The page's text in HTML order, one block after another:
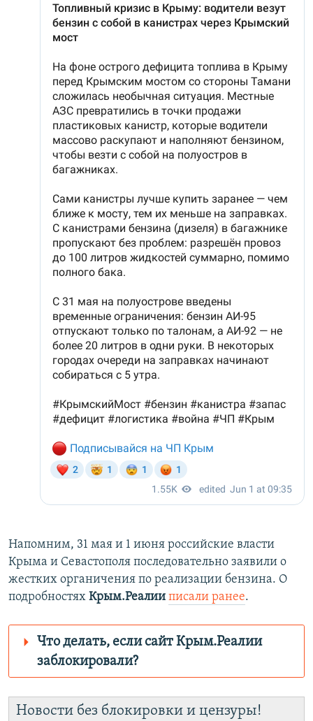
Напомним, 31 мая и 1 июня российские власти
Крыма и Севастополя последовательно заявили о
жестких органичения по реализации бензина. О
подробностях Крым.Реалии писали ранее.
Что делать, если сайт Крым.Реалии
заблокировали?
Крым.Реалии
Новости без блокировки и цензуры!